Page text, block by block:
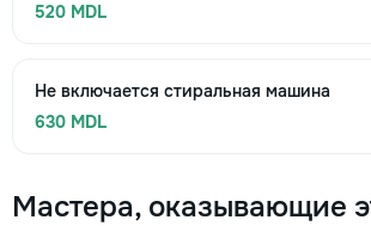
520 MDL
Не включается стиральная машина
630 MDL
Мастера, оказывающие